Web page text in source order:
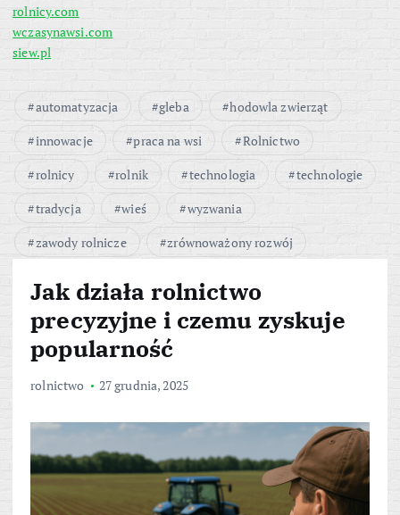
rolnicy.com
wczasynawsi.com
siew.pl
automatyzacja gleba
hodowla zwierząt
innowacje
praca na wsi
Rolnictwo
rolnicy
rolnik technologia
technologie
tradycja
wieś
wyzwania
zawody rolnicze
zrównoważony rozwój
Jak działa rolnictwo
precyzyjne i czemu zyskuje
popularność
rolnictwo 27 grudnia, 2025